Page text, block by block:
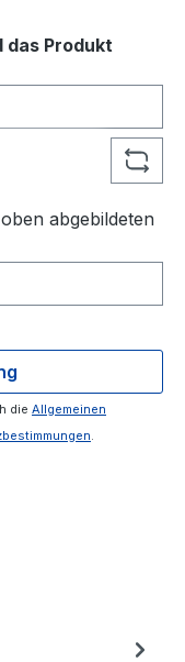
das Produkt
abgebildeten
die Allgemeinen
.